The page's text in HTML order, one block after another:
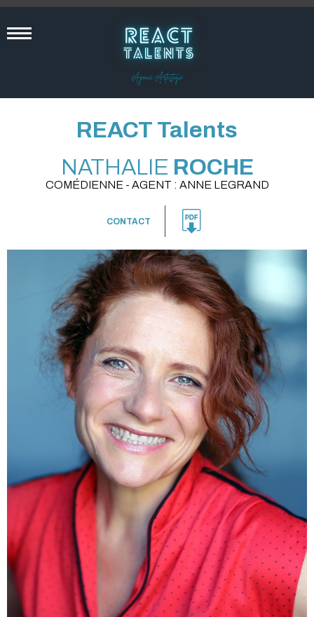
REACT Talents
NATHALIE ROCHE
COMÉDIENNE - AGENT : ANNE LEGRAND
CONTACT